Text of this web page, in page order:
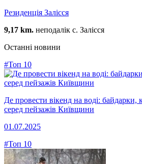
Резиденція Залісся
9,17 km. неподалік с. Залісся
Останні новини
#Топ 10
Де провести вікенд на воді: байдарки,
серед пейзажів Київщини
01.07.2025
#Топ 10